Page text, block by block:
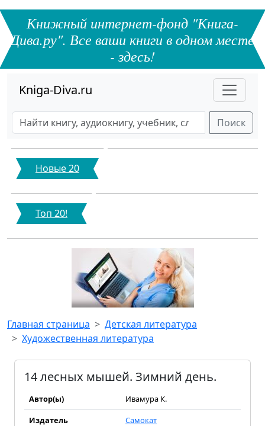
Книжный интернет-фонд "Книга-
Дива.ру". Все ваши книги в одном месте
- здесь!
Kniga-Diva.ru
Поиск
Новые 20
Топ 20!
Главная страница
Детская литература
Художественная литература
14 лесных мышей. Зимний день.
Автор(ы)
Ивамура К.
Издатель
Самокат